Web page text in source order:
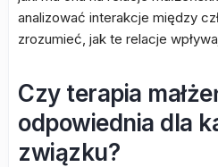
analizować interakcje między
zrozumieć, jak te relacje
Czy terapia
odpowiednia dla
związku?